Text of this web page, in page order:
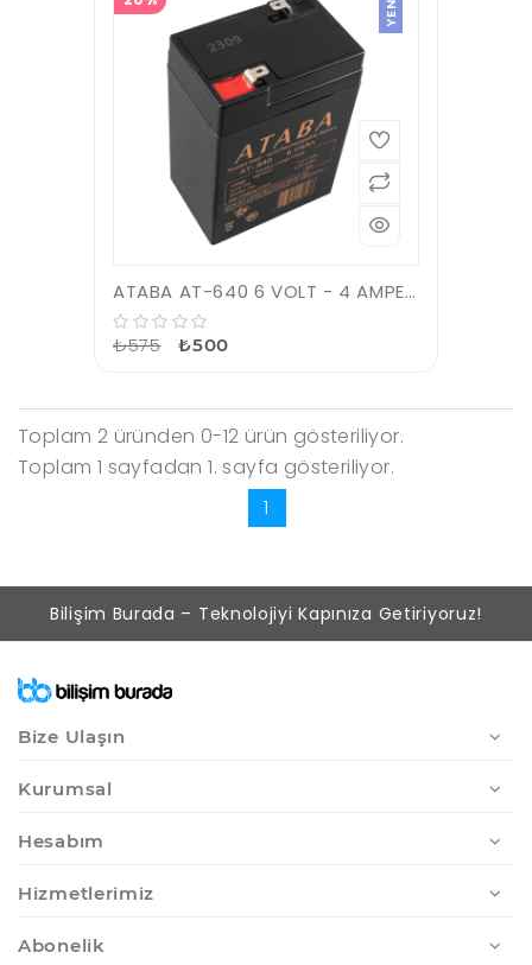
YENI
ATABA AT-640 6 VOLT - 4 AMPER IŞILDAK AKÜSÜ (70 X 47 X 101 MM)
₺575 ₺500
Toplam 2 üründen 0-12 ürün gösteriliyor.
Toplam 1 sayfadan 1. sayfa gösteriliyor.
1
Bilişim Burada – Teknolojiyi Kapınıza Getiriyoruz!
Bize Ulaşın
Kurumsal
Hesabım
Hizmetlerimiz
Abonelik